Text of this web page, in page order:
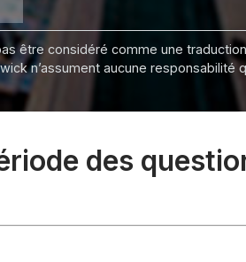
être considéré comme une traduction
n’assument aucune responsabilité
des